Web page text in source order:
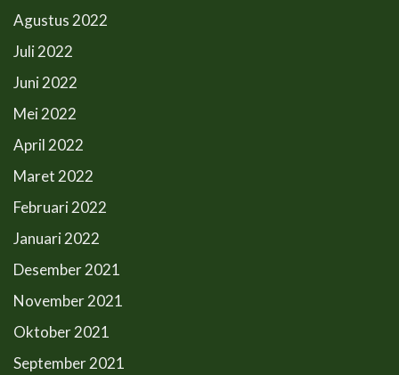
Agustus 2022
Juli 2022
Juni 2022
Mei 2022
April 2022
Maret 2022
Februari 2022
Januari 2022
Desember 2021
November 2021
Oktober 2021
September 2021